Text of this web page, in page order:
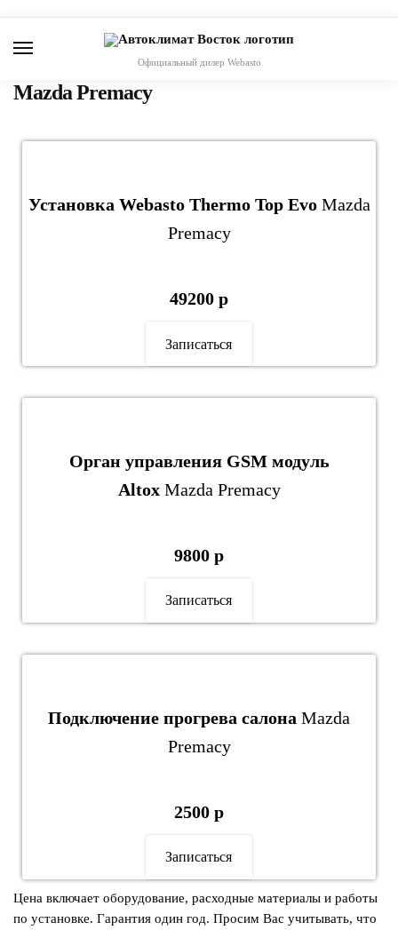
navigation
content
Официальный дилер Webasto
Mazda Premacy
Установка Webasto Thermo Top Evo Mazda
Premacy
49200 р
Записаться
Орган управления GSM модуль
Altox Mazda Premacy
9800 р
Записаться
Подключение прогрева салона Mazda
Premacy
2500 р
Записаться
Цена включает оборудование, расходные материалы и работы
по установке. Гарантия один год. Просим Вас учитывать, что